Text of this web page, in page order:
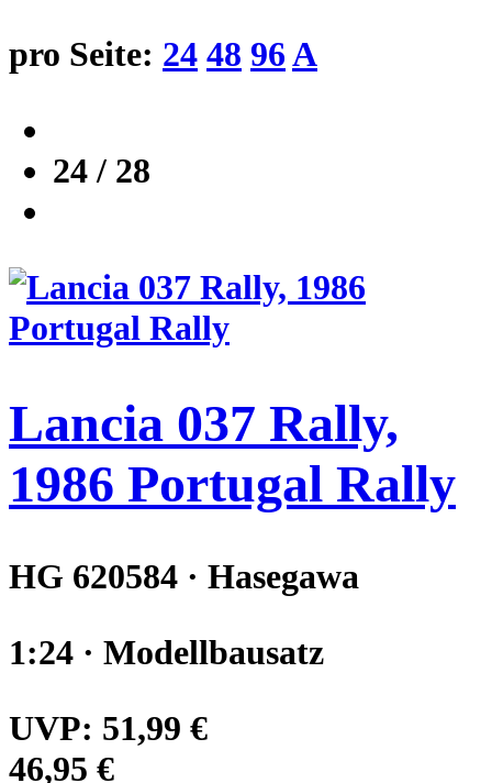
pro Seite: 24 48 96A
24 / 28
Lancia 037 Rally,
1986 Portugal Rally
HG 620584 · Hasegawa
1:24 · Modellbausatz
UVP: 51,99 €
46,95 €